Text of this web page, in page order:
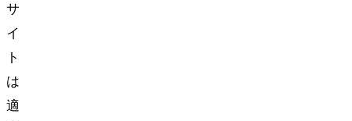
サ
イ
ト
は
適